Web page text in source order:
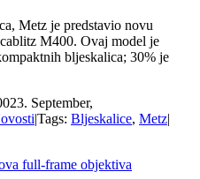
Metz je predstavio novu
M400. Ovaj model je
bljeskalica; 30% je
23. September,
|Tags: Bljeskalice, Metz|